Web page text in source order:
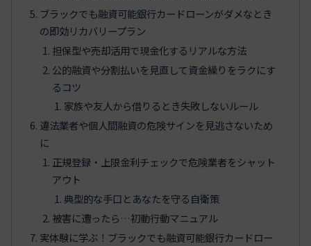
ブラックでも融資可能銀行カードローンがダメなとき
の即効リカバリープラン
担保型や売却活用で現金化するリアルな方法
公的融資や分割払いを見直して資金繰りをラクにす
るコツ
家族や友人から借りるとき失敗しないルール
違法業者や個人間融資の危険サインを見逃さないため
に
正規登録・上限金利チェックで危険業者をシャット
アウト
典型的な手口とあなたを守る自衛策
被害に遭ったら…初動行動マニュアル
実体験に学ぶ！ブラックでも融資可能銀行カードロー